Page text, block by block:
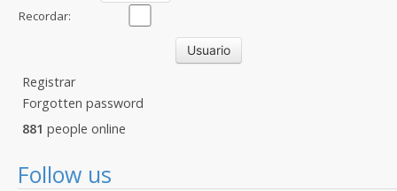
Recordar:
Registrar
Forgotten password
881 people online
Follow us